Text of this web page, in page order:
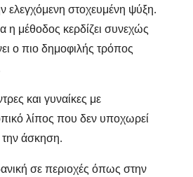
ελεγχόμενη στοχευμένη ψύξη.
η μέθοδος κερδίζει συνεχώς
ο πιο δημοφιλής τρόπος
και γυναίκες με
λίπος που δεν υποχωρεί
την άσκηση.
σε περιοχές όπως στην